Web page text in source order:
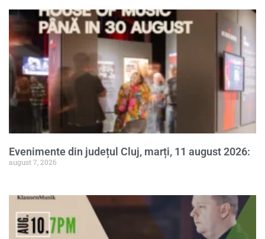
Evenimente din județul Cluj, marți, 11 august 2026:
august 7, 2026